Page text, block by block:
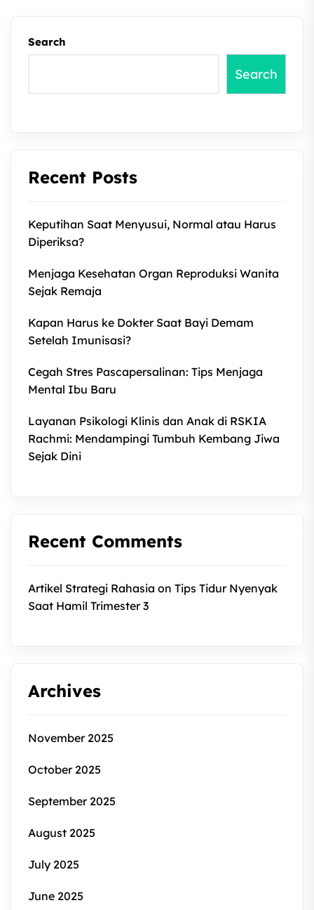
Search
Search
Recent Posts
Keputihan Saat Menyusui, Normal atau Harus
Diperiksa?
Menjaga Kesehatan Organ Reproduksi Wanita
Sejak Remaja
Kapan Harus ke Dokter Saat Bayi Demam
Setelah Imunisasi?
Cegah Stres Pascapersalinan: Tips Menjaga
Mental Ibu Baru
Layanan Psikologi Klinis dan Anak di RSKIA
Rachmi: Mendampingi Tumbuh Kembang Jiwa
Sejak Dini
Recent Comments
Artikel Strategi Rahasia on Tips Tidur Nyenyak
Saat Hamil Trimester 3
Archives
November 2025
October 2025
September 2025
August 2025
July 2025
June 2025